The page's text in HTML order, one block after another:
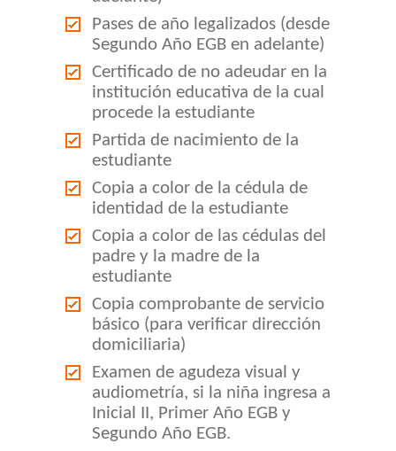
Pases de año legalizados (desde
Segundo Año EGB en adelante)
Certificado de no adeudar en la
institución educativa de la cual
procede la estudiante
Partida de nacimiento de la
estudiante
Copia a color de la cédula de
identidad de la estudiante
Copia a color de las cédulas del
padre y la madre de la
estudiante
Copia comprobante de servicio
básico (para verificar dirección
domiciliaria)
Examen de agudeza visual y
audiometría, si la niña ingresa a
Inicial II, Primer Año EGB y
Segundo Año EGB.